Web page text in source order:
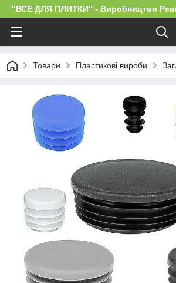
"ВСЕ ДЛЯ ПЛИТКИ" - Виробництво
Товари Пластикові вироби